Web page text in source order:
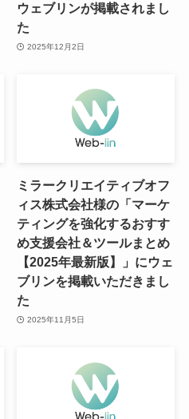
ウェブリンが掲載されまし
た
2025年12月2日
ミラークリエイティブオフ
ィス株式会社様の「マーケ
ティングを強化するおすす
め支援会社＆ツールまとめ
【2025年最新版】」にウェ
ブリンを掲載いただきまし
た
2025年11月5日